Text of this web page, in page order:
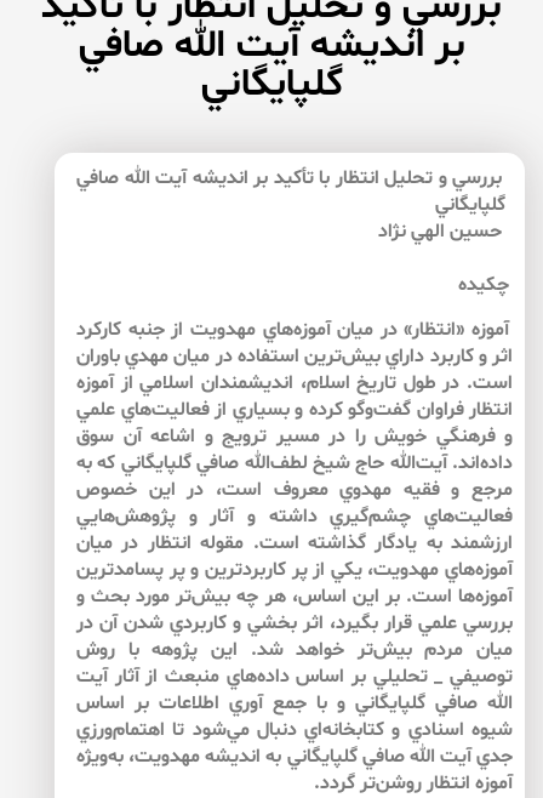
بر انديشه آيت الله صافي
گلپايگاني
بررسي و تحليل انتظار با تأكيد بر انديشه آيت الله صافي
گلپايگاني
حسين الهي نژاد
چكيده
آموزه «انتظار» در ميان آموزه‌‌هاي مهدويت از جنبه كاركرد
اثر و كاربرد داراي بيش‌‌ترين استفاده در ميان مهدي باوران
است. در طول تاريخ اسلام، انديشمندان اسلامي از آموزه
انتظار فراوان گفت‌وگو كرده‌‌ و بسياري از فعاليت‌‌هاي علمي
و فرهنگي خويش را در مسير ترويج و اشاعه آن سوق
داده‌‌اند. آيت‌الله حاج شيخ لطف‌الله صافي گلپايگاني كه به
مرجع و فقيه مهدوي معروف است، در اين خصوص
فعاليت‌‌هاي چشم‌‌گيري داشته و آثار و پژوهش‌‌هايي
ارزشمند به يادگار گذاشته است. مقوله انتظار در ميان
آموزه‌‌هاي مهدويت، يكي از پر كاربردترين و پر پسامدترين
آموزه‌‌ها است. بر اين اساس، هر چه بيش‌‌تر مورد بحث و
بررسي علمي قرار بگيرد، اثر بخشي و كاربردي شدن آن در
ميان مردم بيش‌‌تر خواهد شد. اين پژوهه با روش
توصيفي _ تحليلي بر اساس داده‌‌هاي منبعث از آثار آيت
الله صافي گلپايگاني و با جمع آوري اطلاعات بر اساس
شيوه اسنادي و كتابخانه‌‌اي دنبال مي‌‌شود تا اهتمام‌ورزي
جدي آيت الله صافي گلپايگاني به انديشه مهدويت، به‌ويژه
آموزه انتظار روشن‌تر گردد.